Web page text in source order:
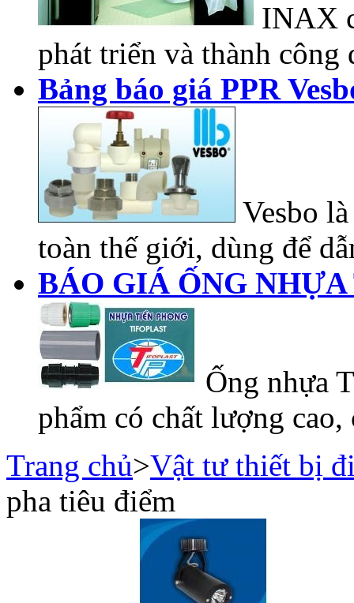
INAX
phát triển và thành công
Bảng báo giá PPR
Vesbo
toàn thế giới, dùng để
BÁO GIÁ ỐNG
Ống nhựa
phẩm có chất lượng cao,
Trang chủ>Vật tư thiết bị
pha tiêu điểm